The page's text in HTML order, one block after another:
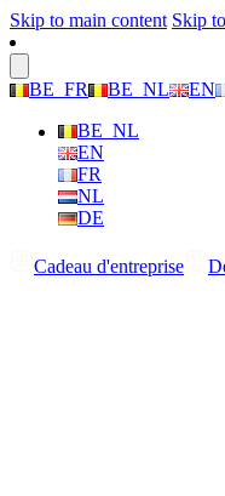
Skip to main content Skip
BE_FR BE_NL EN
BE_NL
EN
FR
NL
DE
Cadeau d'entreprise